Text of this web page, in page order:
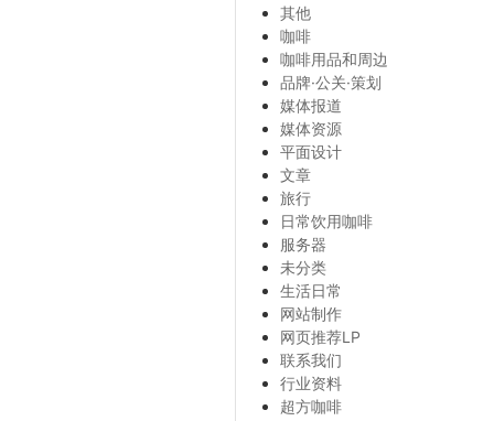
其他
咖啡
咖啡用品和周边
品牌·公关·策划
媒体报道
媒体资源
平面设计
文章
旅行
日常饮用咖啡
服务器
未分类
生活日常
网站制作
网页推荐LP
联系我们
行业资料
超方咖啡